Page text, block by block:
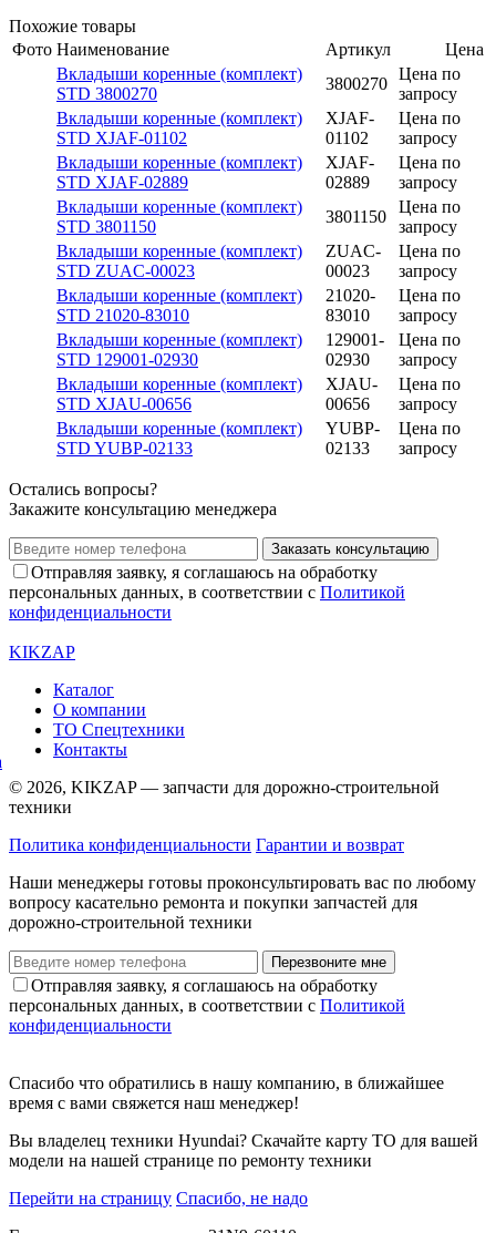
Похожие товары
Фото Наименование Артикул
Цена
Вкладыши коренные (комплект)
STD 3800270
3800270
Цена по
запросу
Вкладыши коренные (комплект)
STD XJAF-01102
XJAF-
01102
Цена по
запросу
Вкладыши коренные (комплект)
STD XJAF-02889
XJAF-
02889
Цена по
запросу
Вкладыши коренные (комплект)
STD 3801150
3801150
Цена по
запросу
Вкладыши коренные (комплект)
STD ZUAC-00023
ZUAC-
00023
Цена по
запросу
Вкладыши коренные (комплект)
STD 21020-83010
21020-
83010
Цена по
запросу
Вкладыши коренные (комплект)
STD 129001-02930
129001-
02930
Цена по
запросу
Вкладыши коренные (комплект)
STD XJAU-00656
XJAU-
00656
Цена по
запросу
Вкладыши коренные (комплект)
STD YUBP-02133
YUBP-
02133
Цена по
запросу
Остались вопросы?
Закажите консультацию менеджера
Заказать консультацию
Отправляя заявку, я соглашаюсь на обработку
персональных данных, в соответствии с Политикой
конфиденциальности
KIKZAP
Каталог
О компании
ТО Спецтехники
Контакты
© 2026, KIKZAP — запчасти для дорожно-строительной
техники
Политика конфиденциальности Гарантии и возврат
Наши менеджеры готовы проконсультировать вас по любому
вопросу касательно ремонта и покупки запчастей для
дорожно-строительной техники
Перезвоните мне
Отправляя заявку, я соглашаюсь на обработку
персональных данных, в соответствии с Политикой
конфиденциальности
Спасибо что обратились в нашу компанию, в ближайшее
время с вами свяжется наш менеджер!
Вы владелец техники Hyundai? Скачайте карту ТО для вашей
модели на нашей странице по ремонту техники
Перейти на страницу Спасибо, не надо